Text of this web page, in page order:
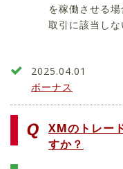
を稼働させる
取引に該当しな
2025.04.01
ボーナス
XMのトレー
すか？